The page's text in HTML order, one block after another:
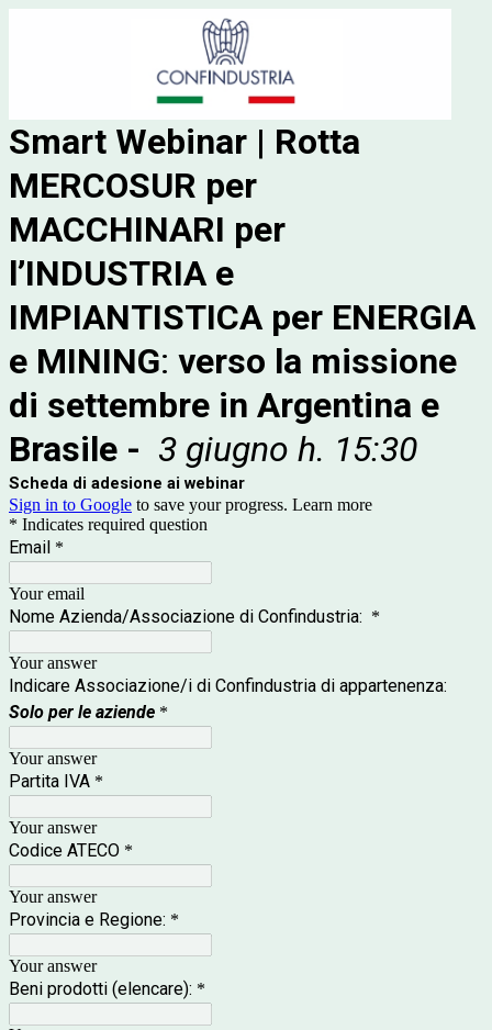
Smart Webinar | Rotta
MERCOSUR per
MACCHINARI per
l’INDUSTRIA e
IMPIANTISTICA per ENERGIA
e MINING: verso la missione
di settembre in Argentina e
Brasile - 3 giugno h. 15:30
Scheda di adesione ai webinar
Sign in to Google to save your progress. Learn more
* Indicates required question
Email *
Your email
Nome Azienda/Associazione di Confindustria: *
Your answer
Indicare Associazione/i di Confindustria di appartenenza:
Solo per le aziende *
Your answer
Partita IVA *
Your answer
Codice ATECO *
Your answer
Provincia e Regione: *
Your answer
Beni prodotti (elencare): *